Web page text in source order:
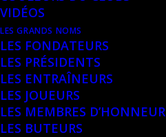
VIDÉOS
LES GRANDS NOMS
LES FONDATEURS
LES PRÉSIDENTS
LES ENTRAÎNEURS
LES JOUEURS
LES MEMBRES D’HONNEUR
LES BUTEURS